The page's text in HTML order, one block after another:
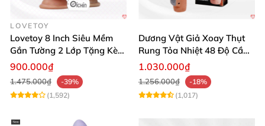
LOVETOY
Lovetoy 8 Inch Siêu Mềm
Gắn Tường 2 Lớp Tặng Kèm
Dầu Massage
900.000₫
1.475.000₫
-39%
(1,592)
Dương Vật Giả Xoay Thụt
Rung Tỏa Nhiệt 48 Độ Cầm
Tay Hot Bunny
1.030.000₫
1.256.000₫
-18%
(1,017)